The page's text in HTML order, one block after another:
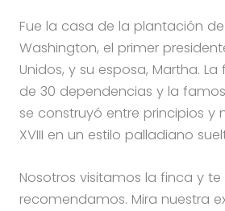
Fue la casa de la plantación
Washington, el primer
Unidos, y su esposa, Martha.
de 30 dependencias y la
se construyó entre principios y
XVIII en un estilo palladiano
Nosotros visitamos la finca y te
recomendamos. Mira nuestra